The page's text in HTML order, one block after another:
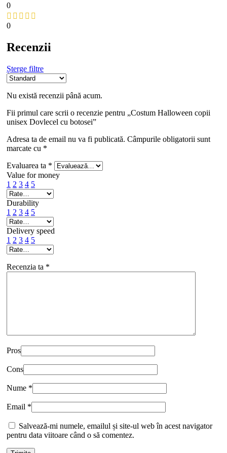
0
0
Recenzii
Șterge filtre
Nu există recenzii până acum.
Fii primul care scrii o recenzie pentru „Costum Halloween copii
unisex Dovlecel cu botosei”
Adresa ta de email nu va fi publicată. Câmpurile obligatorii sunt
marcate cu *
Evaluarea ta *
Value for money
1 2 3 4 5
Durability
1 2 3 4 5
Delivery speed
1 2 3 4 5
Recenzia ta *
Pros
Cons
Nume *
Email *
Salvează-mi numele, emailul și site-ul web în acest navigator
pentru data viitoare când o să comentez.